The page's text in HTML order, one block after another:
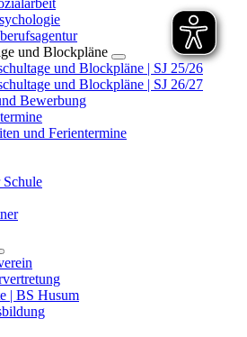
und Blockpläne
und Blockpläne | SJ 25/26
und Blockpläne | SJ 26/27
Bewerbung
und Ferientermine
Schule
| BS Husum